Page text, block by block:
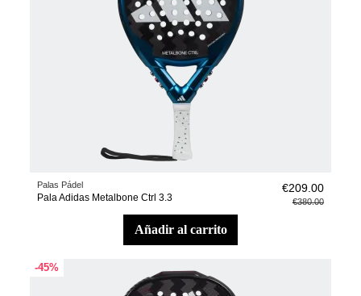
Palas Pádel
Pala Adidas Metalbone Ctrl 3.3
€209.00
€380.00
añadir al carrito
-45%